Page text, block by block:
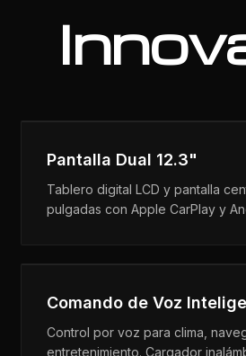
Pantalla Dual 12.3"
Tablero digital LCD y pantalla
pulgadas con Apple CarPlay y
Comando de Voz
Control por voz para clima,
entretenimiento. Cargador